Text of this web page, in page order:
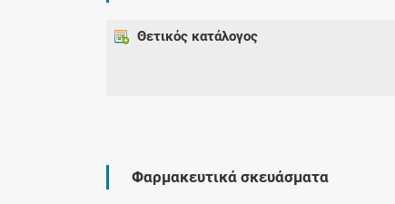
Θετικός κατάλογος
Φαρμακευτικά σκευάσματα